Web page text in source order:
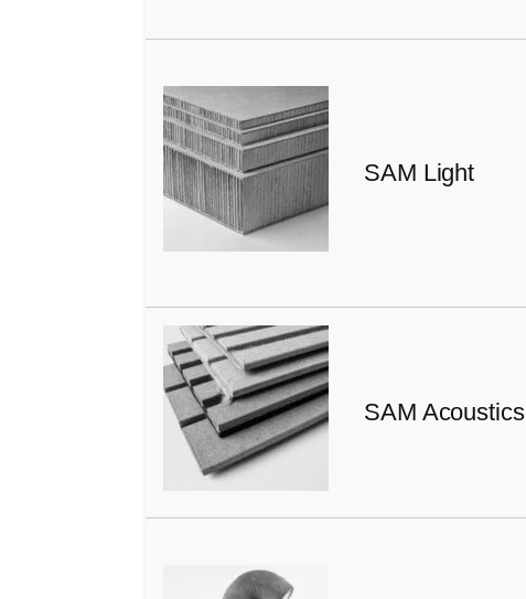
SAM Light
SAM Acoustics